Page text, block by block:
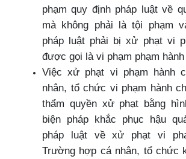
phạm quy định pháp luật về
mà không phải là tội phạm
pháp luật phải bị xử phạt vi
được gọi là vi phạm phạm
Việc xử phạt vi phạm hành
nhân, tổ chức vi phạm hành
thẩm quyền xử phạt bằng
biện pháp khắc phục hậu
pháp luật về xử phạt vi
Trường hợp cá nhân, tổ chức